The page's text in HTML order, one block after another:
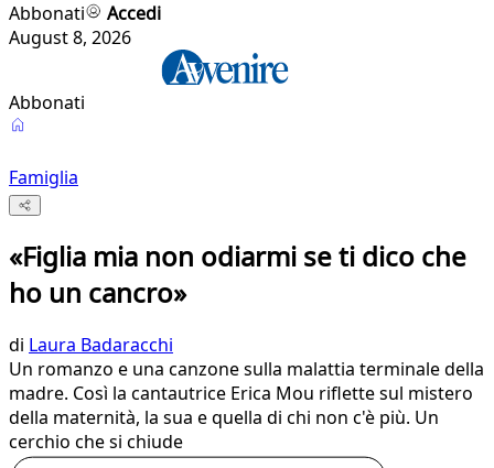
Abbonati
Accedi
August 8, 2026
Abbonati
Famiglia
«Figlia mia non odiarmi se ti dico che
ho un cancro»
di Laura Badaracchi
Un romanzo e una canzone sulla malattia terminale della
madre. Così la cantautrice Erica Mou riflette sul mistero
della maternità, la sua e quella di chi non c'è più. Un
cerchio che si chiude